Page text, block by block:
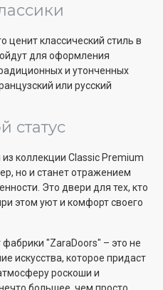
ценит классический стиль в
для оформления
и утонченных
или русский
статус
коллекции Classic Premium
но и станет отражением
Это двери для тех, кто
этом уют и комфорт своего
"ZaraDoors" – это не
искусства, которое придаст
роскоши и